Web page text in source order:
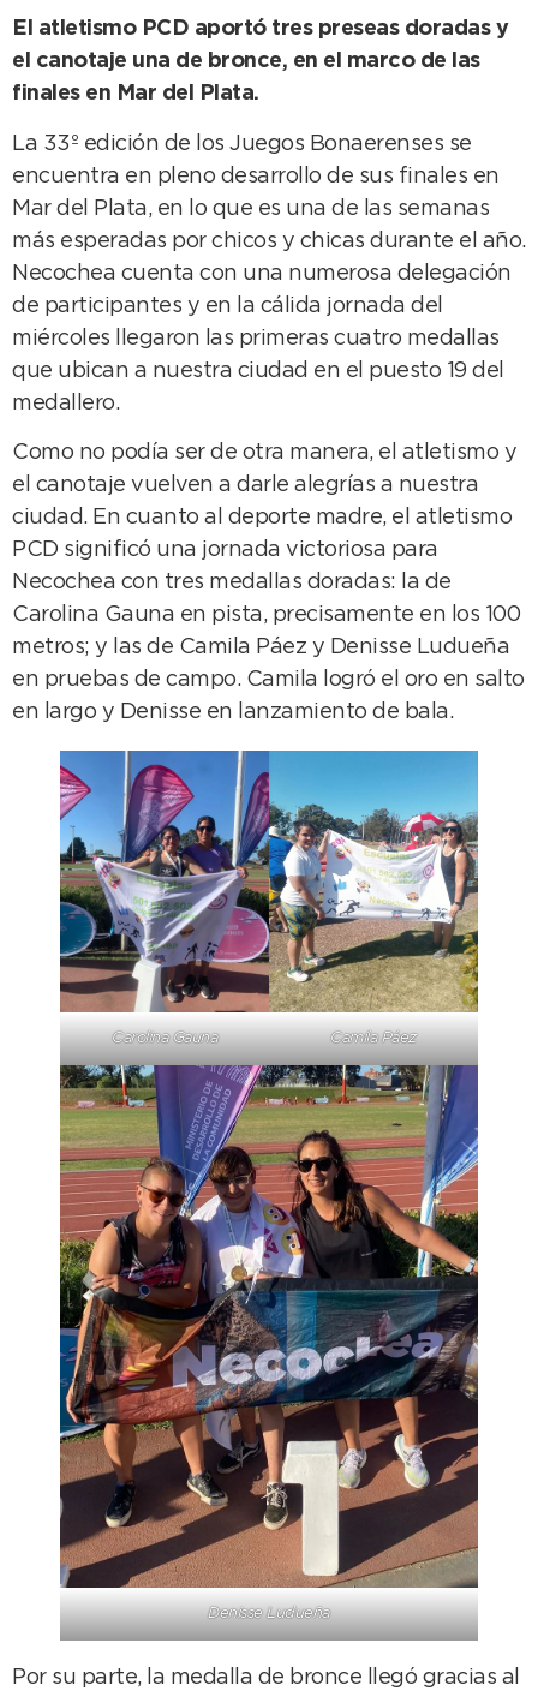
El atletismo PCD aportó tres preseas doradas y
el canotaje una de bronce, en el marco de las
finales en Mar del Plata.
La 33º edición de los Juegos Bonaerenses se
encuentra en pleno desarrollo de sus finales en
Mar del Plata, en lo que es una de las semanas
más esperadas por chicos y chicas durante el año.
Necochea cuenta con una numerosa delegación
de participantes y en la cálida jornada del
miércoles llegaron las primeras cuatro medallas
que ubican a nuestra ciudad en el puesto 19 del
medallero.
Como no podía ser de otra manera, el atletismo y
el canotaje vuelven a darle alegrías a nuestra
ciudad. En cuanto al deporte madre, el atletismo
PCD significó una jornada victoriosa para
Necochea con tres medallas doradas: la de
Carolina Gauna en pista, precisamente en los 100
metros; y las de Camila Páez y Denisse Ludueña
en pruebas de campo. Camila logró el oro en salto
en largo y Denisse en lanzamiento de bala.
Carolina Gauna Camila Páez
Denisse Ludueña
Por su parte, la medalla de bronce llegó gracias al